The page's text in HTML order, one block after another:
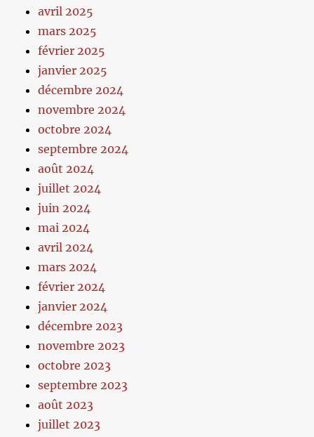
avril 2025
mars 2025
février 2025
janvier 2025
décembre 2024
novembre 2024
octobre 2024
septembre 2024
août 2024
juillet 2024
juin 2024
mai 2024
avril 2024
mars 2024
février 2024
janvier 2024
décembre 2023
novembre 2023
octobre 2023
septembre 2023
août 2023
juillet 2023